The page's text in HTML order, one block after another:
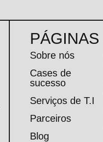
PÁGINAS
Sobre nós
Cases de
sucesso
Serviços de T.I
Parceiros
Blog